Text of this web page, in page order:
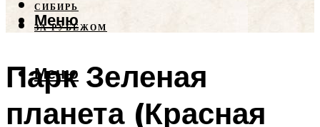
СИБИРЬ
ЗА РУБЕЖОМ
Меню
Меню
Парк Зеленая
планета (Красная